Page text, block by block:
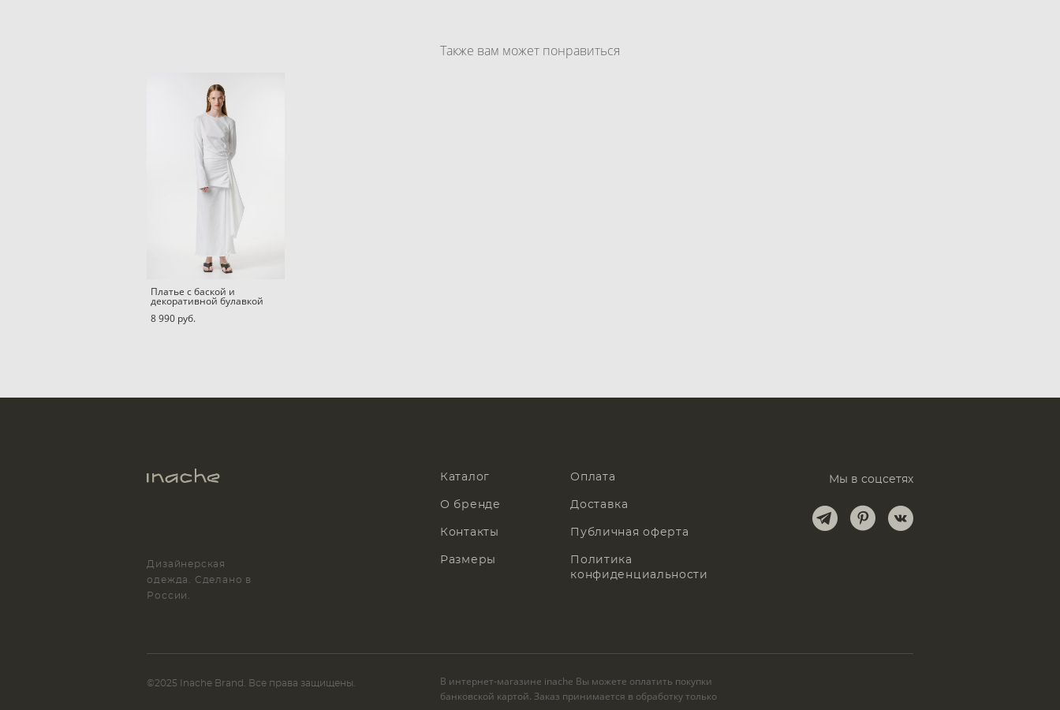
Также вам может понравиться
Платье c баской и
декоративной булавкой
8 990 pуб.
Дизайнерская
одежда. Сделано в
России.
Каталог
О бренде
Контакты
Размеры
Оплата
Доставка
Публичная оферта
Политика
конфиденциальности
Мы в соцсетях
©2025 Inache Brand. Все права защищены.
В интернет-магазине inache Вы можете оплатить покупки
банковской картой. Заказ принимается в обработку только